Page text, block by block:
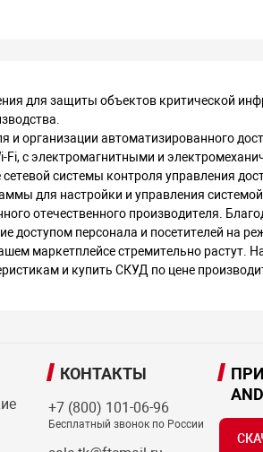
для защиты объектов критической
организации автоматизированного
с электромагнитными и
системы контроля управления
для настройки и управления
отечественного производителя.
доступом персонала и посетителей на
маркетплейсе стремительно растут.
и купить СКУД по цене
КОНТАКТЫ
+7 (800) 101-06-96
Бесплатный звонок по России